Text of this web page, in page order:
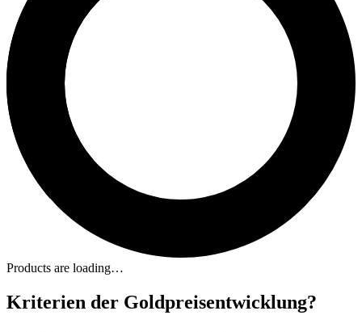
Products are loading…
Kriterien der Goldpreisentwicklung?